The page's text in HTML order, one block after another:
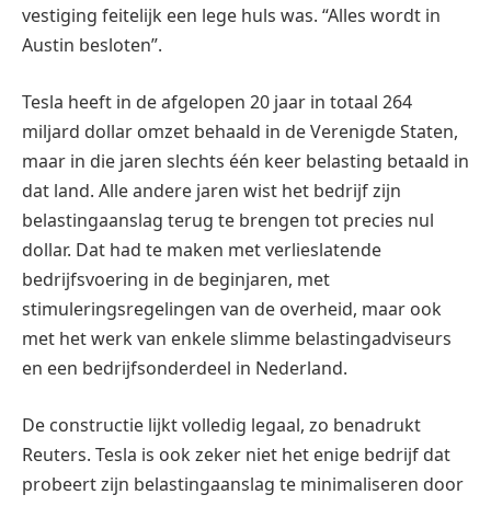
vestiging feitelijk een lege huls was. “Alles wordt in
Austin besloten”.
Tesla heeft in de afgelopen 20 jaar in totaal 264
miljard dollar omzet behaald in de Verenigde Staten,
maar in die jaren slechts één keer belasting betaald in
dat land. Alle andere jaren wist het bedrijf zijn
belastingaanslag terug te brengen tot precies nul
dollar. Dat had te maken met verlieslatende
bedrijfsvoering in de beginjaren, met
stimuleringsregelingen van de overheid, maar ook
met het werk van enkele slimme belastingadviseurs
en een bedrijfsonderdeel in Nederland.
De constructie lijkt volledig legaal, zo benadrukt
Reuters. Tesla is ook zeker niet het enige bedrijf dat
probeert zijn belastingaanslag te minimaliseren door